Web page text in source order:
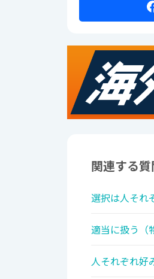
関連する質
選択は人それ
適当に扱う（
人それぞれ好